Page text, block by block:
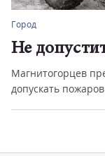
Город
Не
Магнитогорцев
допускать